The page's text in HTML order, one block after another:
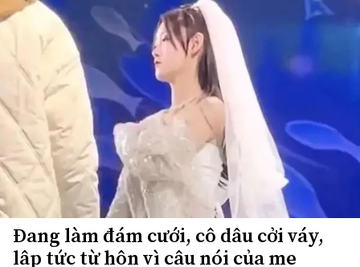
Đang làm đám cưới, cô dâu cởi váy,
lập tức từ hôn vì câu nói của mẹ